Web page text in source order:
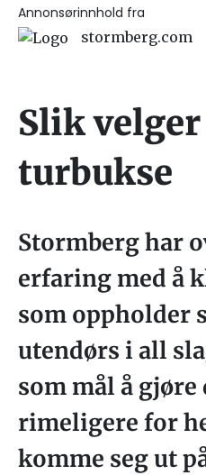
Annonsørinnhold fra
stormberg.com
Slik
turbukse
Stormberg har
erfaring med å
som oppholder
utendørs i all
som mål å
rimeligere for
komme seg ut